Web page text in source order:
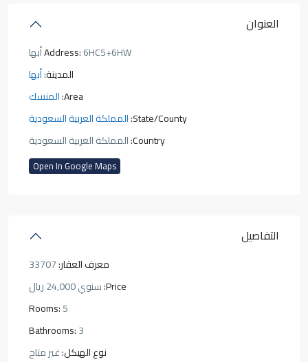
العنوان
Address:6HC5+6HW أبها
المدينة:أبها
Area: المنسك
State/County: المملكة العربية السعودية
Country: المملكة العربية السعودية
Open In Google Maps
التفاصيل
معرف العقار:
Price: سنوي24,000 ريال
Rooms:5
Bathrooms:3
نوع الهيكل:غير متاح